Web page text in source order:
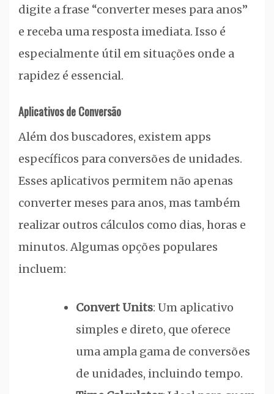
digite a frase “converter meses para anos”
e receba uma resposta imediata. Isso é
especialmente útil em situações onde a
rapidez é essencial.
Aplicativos de Conversão
Além dos buscadores, existem apps
específicos para conversões de unidades.
Esses aplicativos permitem não apenas
converter meses para anos, mas também
realizar outros cálculos como dias, horas e
minutos. Algumas opções populares
incluem:
Convert Units: Um aplicativo
simples e direto, que oferece
uma ampla gama de conversões
de unidades, incluindo tempo.